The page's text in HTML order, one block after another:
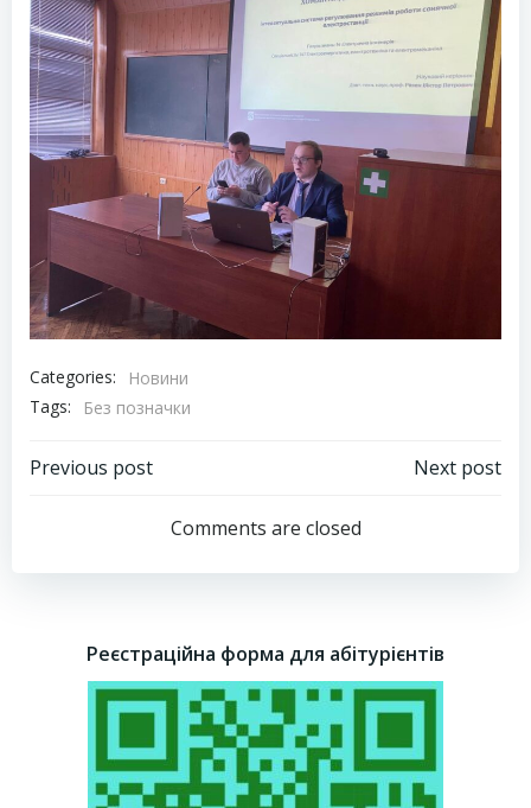
Categories:
Новини
Tags:
Без позначки
Навігація
запису
Previous post
Навігація
запису
Next post
Comments are closed
Реєстраційна форма для абітурієнтів